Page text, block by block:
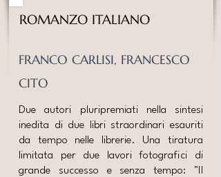
ROMANZO ITALIANO
FRANCO CARLISI, FRANCESCO
CITO
​Due autori pluripremiati nella sintesi
inedita di due libri straordinari esauriti
da tempo nelle librerie. Una tiratura
limitata per due lavori fotografici di
grande successo e senza tempo: "Il